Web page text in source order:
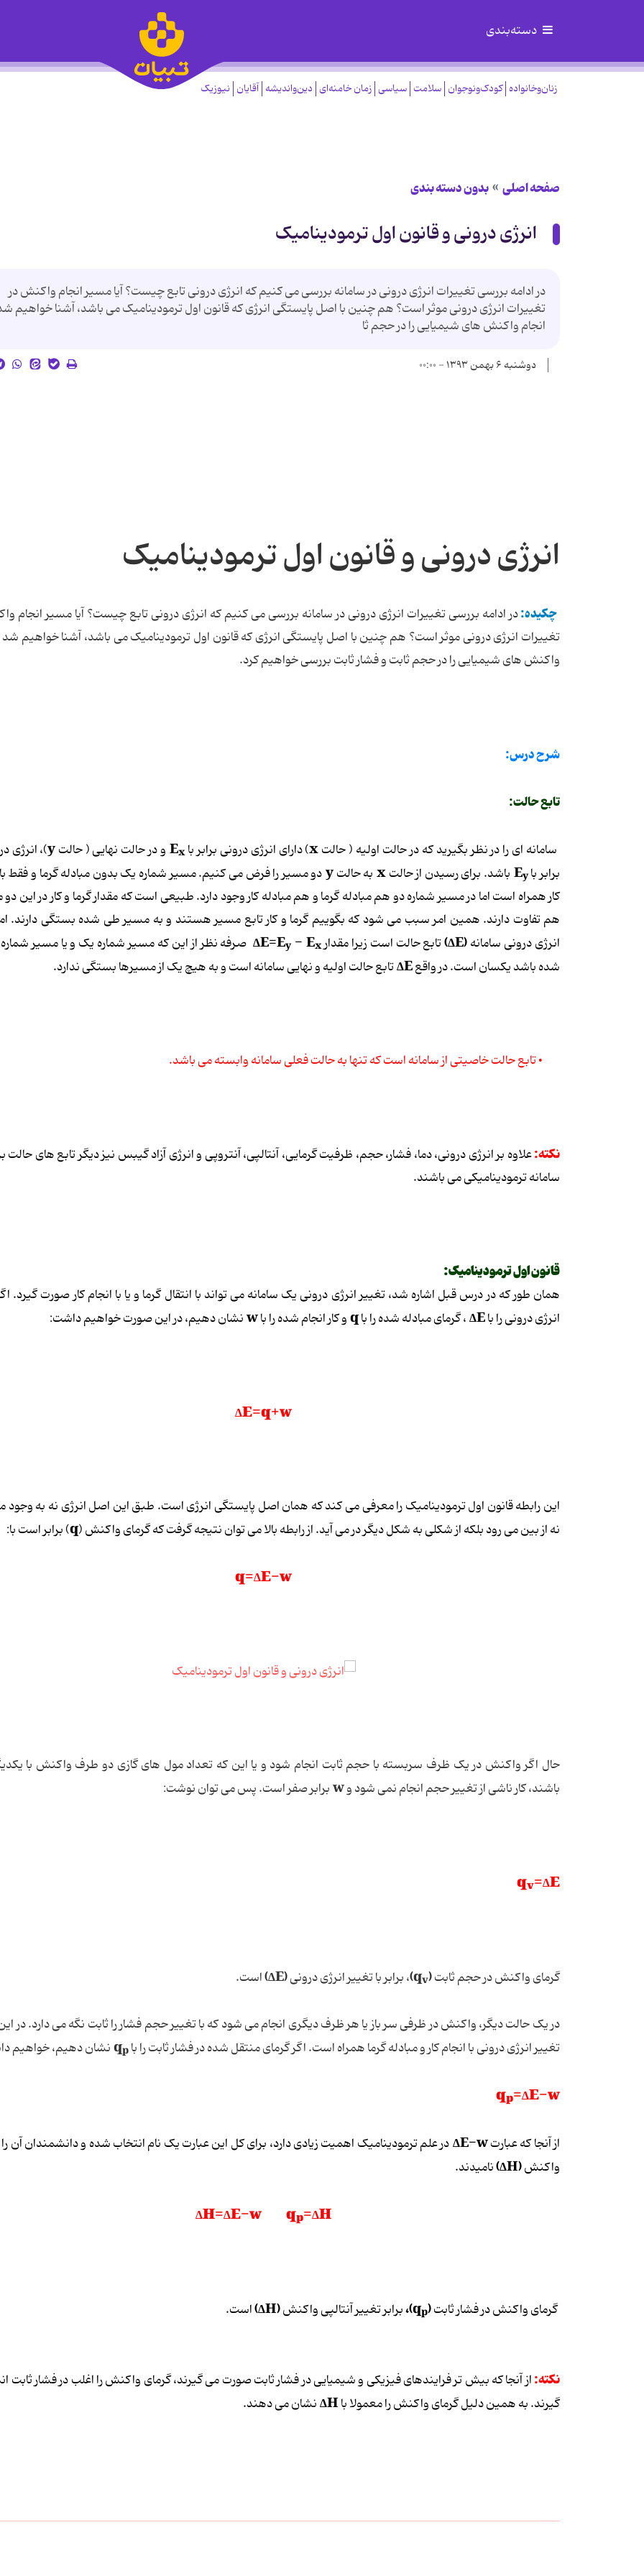
دسته‌بندی
زنان‌وخانواده کودک‌ونوجوان سلامت سیاسی زمان خامنه‌ای دین‌واندیشه آقایان نیوزیک
صفحه اصلی بدون دسته بندی
انرژی درونی و قانون اول ترمودینامیک
در ادامه بررسی تغییرات انرژی درونی در سامانه بررسی می کنیم که انرژی درونی تابع چیست؟ آیا مسیر انجام واکنش در
تغییرات انرژی درونی موثر است؟ هم چنین با اصل پایستگی انرژی که قانون اول ترمودینامیک می باشد، آشنا خواهیم
انجام واکنش های شیمیایی را در حجم ثا
دوشنبه ۶ بهمن ۱۳۹۳ - ۰۰:۰۰
انرژی درونی و قانون اول ترمودینامیک
چکیده:در ادامه بررسی تغییرات انرژی درونی در سامانه بررسی می کنیم که انرژی درونی تابع چیست؟ آیا مسیر انجام
تغییرات انرژی درونی موثر است؟ هم چنین با اصل پایستگی انرژی که قانون اول ترمودینامیک می باشد، آشنا خواهیم شد
واکنش های شیمیایی را در حجم ثابت و فشار ثابت بررسی خواهیم کرد.
شرح درس:
تابع حالت:
سامانه ای را در نظر بگیرید که در حالت اولیه ( حالتx) دارای انرژی درونی برابر با Ex و در حالت نهایی ( حالتy)، انرژی
برابر با Ey باشد. برای رسیدن از حالتx به حالتyدو مسیر را فرض می کنیم. مسیر شماره یک بدون مبادله گرما و فقط با
کار همراه است اما در مسیر شماره دو هم مبادله گرما و هم مبادله کار وجود دارد. طبیعی است که مقدار گرما و کار در این دو
هم تفاوت دارند. همین امر سبب می شود که بگوییم گرما و کار تابع مسیر هستند و به مسیر طی شده بستگی دارند.
انرژی درونی سامانه(
∆E
)تابع حالت است زیرا مقدار ∆E=Ey- Ex
صرفه نظر از این که مسیر شماره یک و یا مسیر
شده باشد یکسان است. در واقع∆Eتابع حالت اولیه و نهایی سامانه است و به هیچ یک از مسیرها بستگی ندارد.
• تابع حالت خاصیتی از سامانه است که تنها به حالت فعلی سامانه وابسته می باشد.
نکته:علاوه بر انرژی درونی، دما، فشار، حجم، ظرفیت گرمایی، آنتالپی، آنتروپی و انرژی آزاد گیبس نیز دیگر تابع های حالت
سامانه ترمودینامیکی می باشند.
قانون اول ترمودینامیک:
همان طور که در درس قبل اشاره شد، تغییر انرژی درونی یک سامانه می تواند با انتقال گرما و یا با انجام کار صورت گیرد.
انرژی درونی را با∆E، گرمای مبادله شده را باqو کار انجام شده را باwنشان دهیم، در این صورت خواهیم داشت:
∆E=q+w
این رابطه قانون اول ترمودینامیک را معرفی می کند که همان اصل پایستگی انرژی است. طبق این اصل انرژی نه به وجود
نه از بین می رود بلکه از شکلی به شکل دیگر در می آید. از رابطه بالا می توان نتیجه گرفت که گرمای واکنش (q) برابر است با:
q=∆E-w
حال اگر واکنش در یک ظرف سربسته با حجم ثابت انجام شود و یا این که تعداد مول های گازی دو طرف واکنش با
باشند، کار ناشی از تغییر حجم انجام نمی شود وwبرابر صفر است. پس می توان نوشت:
qv=∆E
گرمای واکنش در حجم ثابت(q
v
)، برابر با تغییر انرژی درونی(
∆E
)است.
در یک حالت دیگر، واکنش در ظرفی سر باز یا هر ظرف دیگری انجام می شود که با تغییر حجم فشار را ثابت نگه می دارد. در
تغییر انرژی درونی با انجام کار و مبادله گرما همراه است. اگر گرمای منتقل شده در فشار ثابت را با qp نشان دهیم، خواهیم
qp=∆E-w
از آنجا که عبارت∆E-wدر علم ترمودینامیک اهمیت زیادی دارد، برای کل این عبارت یک نام انتخاب شده و دانشمندان آن را
واکنش(H∆) نامیدند.
∆H=∆E-w qp=∆H
گرمای واکنش در فشار ثابت(q
p )،برابر تغییر آنتالپی واکنش(
∆H
)است.
نکته:از آنجا که بیش تر فرایندهای فیزیکی و شیمیایی در فشار ثابت صورت می گیرند، گرمای واکنش را اغلب در فشار ثابت
گیرند. به همین دلیل گرمای واکنش را معمولا با∆Hنشان می دهند.